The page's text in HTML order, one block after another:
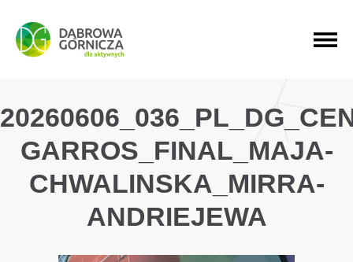
PRZEJDŹ DO MENU GŁÓWNEGO
PRZEJDŹ DO WYSZUKIWARKI
PRZEJDŹ DO TREŚCI
GARROS_FINAL_MAJA-
CHWALINSKA_MIRRA-
ANDRIEJEWA